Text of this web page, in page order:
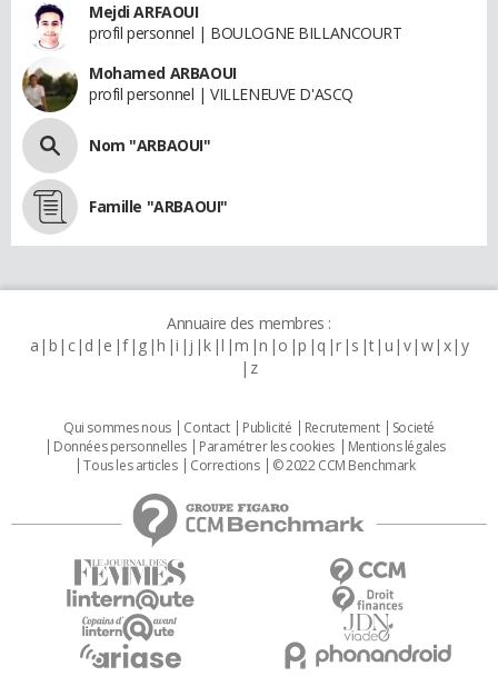
Mejdi ARFAOUI
profil personnel | BOULOGNE BILLANCOURT
Mohamed ARBAOUI
profil personnel | VILLENEUVE D'ASCQ
Nom "ARBAOUI"
Famille "ARBAOUI"
Annuaire des membres :
a b c d e f g h i j k l m n o p q r s t u v w x y
z
Qui sommes nous Contact Publicité Recrutement
Societé
Données personnelles
Paramétrer les cookies
Mentions légales
Tous les articles
Corrections © 2022 CCM Benchmark